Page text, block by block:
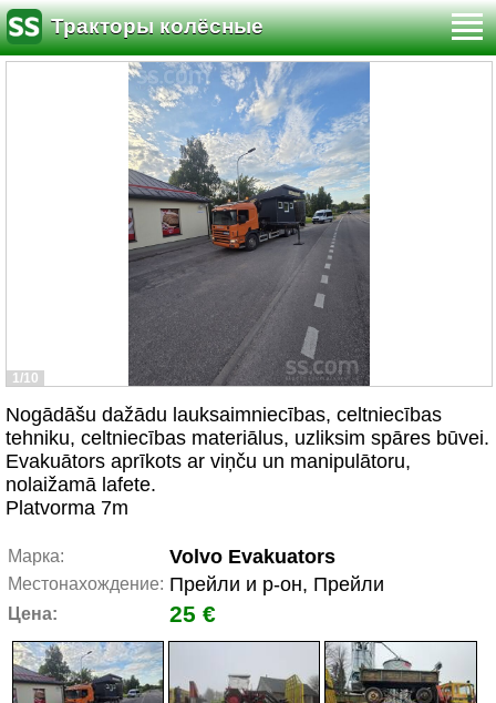
Тракторы колёсные
1/10
Nogādāšu dažādu lauksaimniecības, celtniecības
tehniku, celtniecības materiālus, uzliksim spāres būvei.
Evakuātors aprīkots ar viņču un manipulātoru,
nolaižamā lafete.
Platvorma 7m
Марка: Volvo Evakuators
Местонахождение: Прейли и р-он, Прейли
Цена: 25 €